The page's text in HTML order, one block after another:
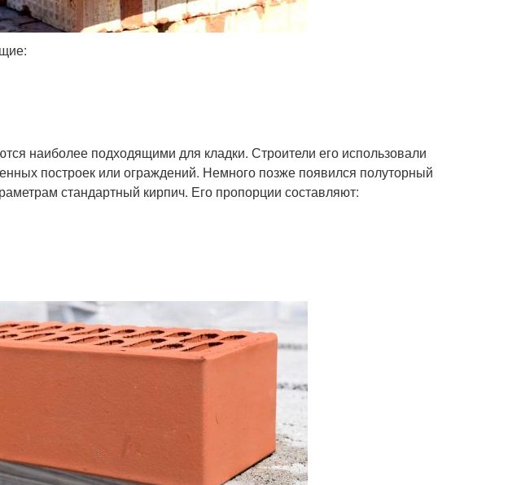
наиболее подходящими для кладки. Строители его использовали
построек или ограждений. Немного позже появился полуторный
стандартный кирпич. Его пропорции составляют: